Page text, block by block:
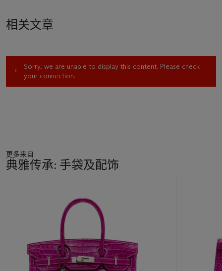
相关文章
Sorry, we are unable to display this content. Please check
your connection.
更多来自
典雅传承: 手袋及配饰